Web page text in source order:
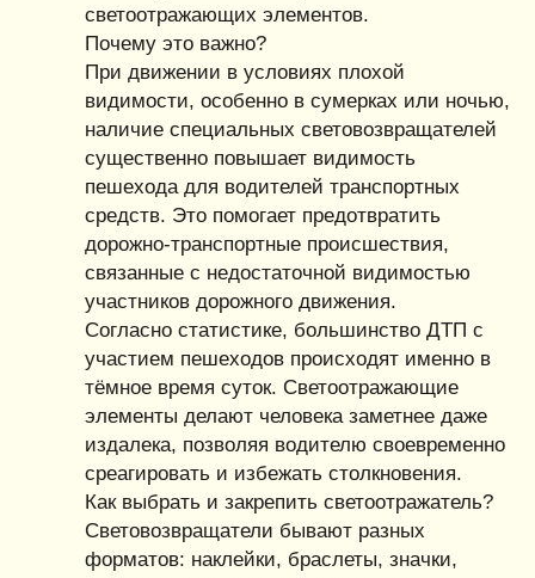
светоотражающих элементов.
Почему это важно?
При движении в условиях плохой
видимости, особенно в сумерках или ночью,
наличие специальных световозвращателей
существенно повышает видимость
пешехода для водителей транспортных
средств. Это помогает предотвратить
дорожно-транспортные происшествия,
связанные с недостаточной видимостью
участников дорожного движения.
Согласно статистике, большинство ДТП с
участием пешеходов происходят именно в
тёмное время суток. Светоотражающие
элементы делают человека заметнее даже
издалека, позволяя водителю своевременно
среагировать и избежать столкновения.
Как выбрать и закрепить светоотражатель?
Световозвращатели бывают разных
форматов: наклейки, браслеты, значки,